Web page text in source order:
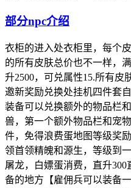
部分npc介绍
衣柜的进入处衣柜里，每个
的所有皮肤总价也不一样，
升2500，可兑属性15.所有皮
邀新奖励兑换处挂机四件套
装备可以兑换额外的物品栏
兽，第一个额外物品栏和宠
件，免得浪费蛋地图等级奖
领首领精魄和源生，等级到
屠龙，白嫖蛋消费，直升
备的地方【雇佣兵可以装备